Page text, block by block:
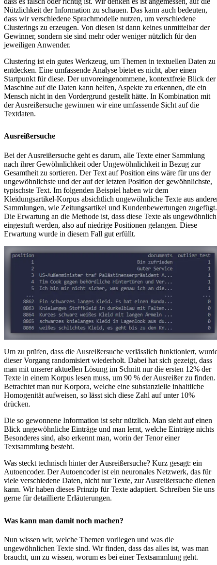
Nützlichkeit der Information zu schauen. Das kann auch bedeuten,
dass wir verschiedene Sprachmodelle nutzen, um verschiedene
Clusterings zu erzeugen. Von diesen ist dann keines unmittelbar der
Gewinner, sondern sie sind mehr oder weniger nützlich für den
jeweiligen Anwender.
Clustering ist ein gutes Werkzeug, um Themen in textuellen Daten zu
entdecken. Eine umfassende Analyse bietet es nicht, aber einen
Startpunkt für diese. Der unvoreingenommene, kontextfreie Blick der
Maschine auf die Daten kann helfen, Aspekte zu erkennen, die ein
Mensch nicht in den Vordergrund gestellt hätte. In Kombination mit
der Ausreißersuche gewinnen wir eine umfassende Sicht auf die
Textdaten.
Ausreißersuche
Bei der Ausreißersuche geht es darum, alle Texte einer Sammlung
nach ihrer Gewöhnlichkeit oder Ungewöhnlichkeit in Bezug zur
Gesamtheit zu sortieren. Der Text auf Position eins wäre für uns der
ungewöhnlichste und der auf der letzten Position der gewöhnlichste,
typischste Text. Im folgenden Beispiel haben wir dem
Kleidungsartikel-Korpus absichtlich ungewöhnliche Texte aus
Sammlungen, wie Zeitungsartikel und Kundenbewertungen zugefügt.
Die Erwartung an die Methode ist, dass diese Texte als ungewöhnlich
eingestuft werden, also auf niedrige Positionen gelangen. Diese
Erwartung wurde in diesem Fall gut erfüllt.
Um zu prüfen, dass die Ausreißersuche verlässlich funktioniert,
dieser Vorgang randomisiert wiederholt. Dabei hat sich gezeigt, dass
man mit unserer aktuellen Lösung im Schnitt nur die ersten 12% der
Texte in einem Korpus lesen muss, um 90 % der Ausreißer zu finden.
Betrachtet man nur Korpora, welche eine substanzielle inhaltliche
Homogenität aufweisen, so lässt sich diese Zahl auf unter 10%
drücken.
Die so gewonnene Information ist sehr nützlich. Man sieht auf einen
Blick ungewöhnliche Einträge und man lernt, welche Einträge nichts
Besonderes sind, also erkennt man, worin der Tenor einer
Textsammlung besteht.
Was steckt technisch hinter der Ausreißersuche? Kurz gesagt: ein
Autoencoder. Der Autoencoder ist ein neuronales Netzwerk, das für
viele verschiedene Daten, nicht nur Texte, zur Ausreißersuche dienen
kann. Wir haben dieses Prinzip für Texte adaptiert. Schreiben Sie uns
gerne für detaillierte Erläuterungen.
Was kann man damit noch machen?
Nun wissen wir, welche Themen vorliegen und was die
ungewöhnlichen Texte sind. Wir finden, dass das alles ist, was man
braucht, um zu wissen, worum es bei einer Textsammlung geht.